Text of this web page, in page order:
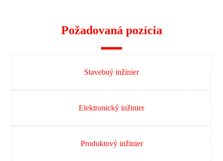
Požadovaná pozícia
Stavebný inžinier
Elektronický inžinier
Produktový inžinier